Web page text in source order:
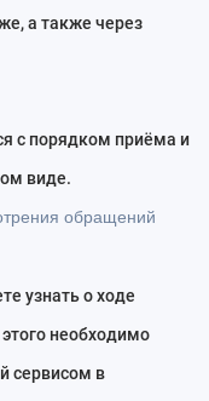
а также через
с порядком приёма и
виде.
обращений
узнать о ходе
необходимо
сервисом в